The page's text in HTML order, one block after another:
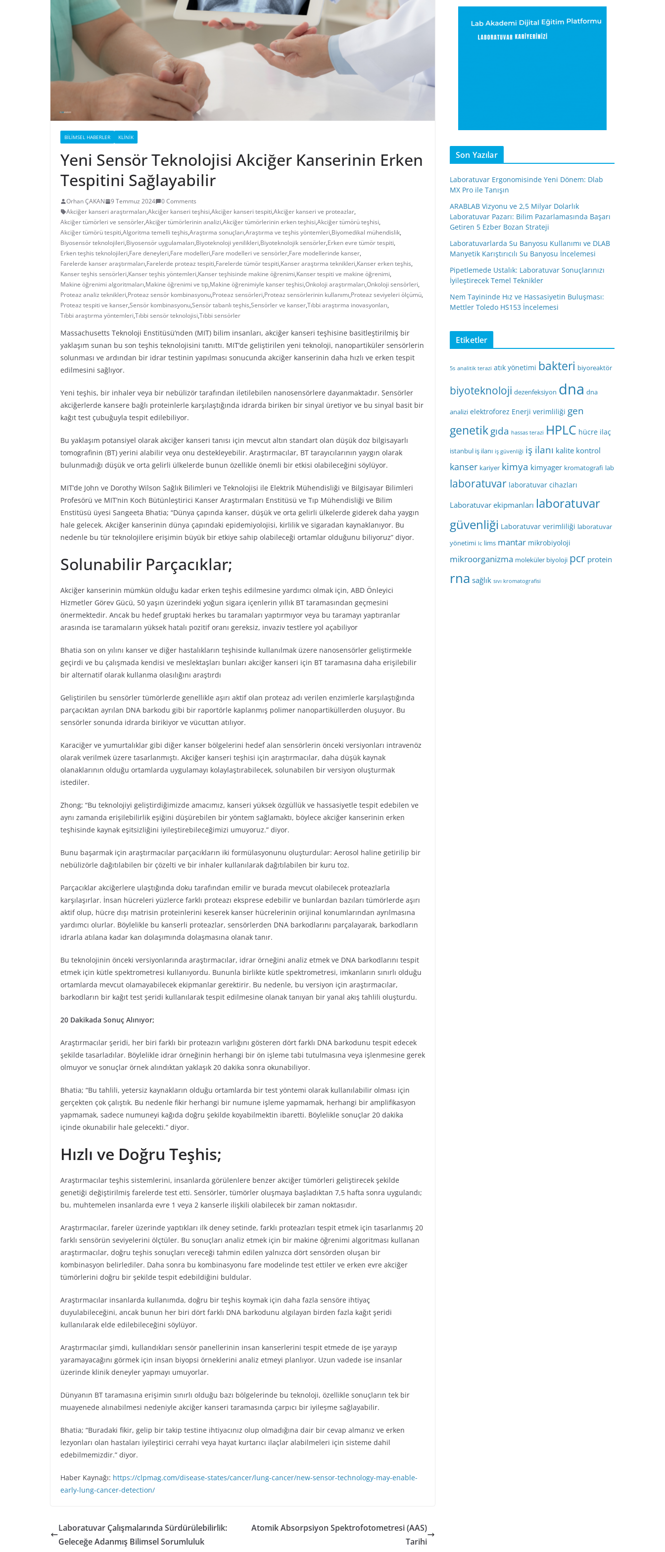
BILIMSEL HABERLER KLINIK
Yeni Sensör Teknolojisi Akciğer Kanserinin Erken
Tespitini Sağlayabilir
Orhan ÇAKAN 9 Temmuz 2024
0 Comments
Akciğer kanseri araştırmaları,Akciğer kanseri teşhisi,Akciğer kanseri tespiti,Akciğer kanseri ve proteazlar,
Akciğer tümörleri ve sensörler,Akciğer tümörlerinin analizi,Akciğer tümörlerinin erken teşhisi,Akciğer tümörü teşhisi,
Akciğer tümörü tespiti,Algoritma temelli teşhis,Araştırma sonuçları,Araştırma ve teşhis yöntemleri,Biyomedikal mühendislik,
Biyosensör teknolojileri,Biyosensör uygulamaları,Biyoteknoloji yenilikleri,Biyoteknolojik sensörler,Erken evre tümör tespiti,
Erken teşhis teknolojileri,Fare deneyleri,Fare modelleri,Fare modelleri ve sensörler,Fare modellerinde kanser,
Farelerde kanser araştırmaları,Farelerde proteaz tespiti,Farelerde tümör tespiti,Kanser araştırma teknikleri,Kanser erken teşhis,
Kanser teşhis sensörleri,Kanser teşhis yöntemleri,Kanser teşhisinde makine öğrenimi,Kanser tespiti ve makine öğrenimi,
Makine öğrenimi algoritmaları,Makine öğrenimi ve tıp,Makine öğrenimiyle kanser teşhisi,Onkoloji araştırmaları,Onkoloji sensörleri,
Proteaz analiz teknikleri,Proteaz sensör kombinasyonu,Proteaz sensörleri,Proteaz sensörlerinin kullanımı,Proteaz seviyeleri ölçümü,
Proteaz tespiti ve kanser,Sensör kombinasyonu,Sensör tabanlı teşhis,Sensörler ve kanser,Tıbbi araştırma inovasyonları,
Tıbbi araştırma yöntemleri,Tıbbi sensör teknolojisi,Tıbbi sensörler
Massachusetts Teknoloji Enstitüsü’nden (MIT) bilim insanları, akciğer kanseri teşhisine basitleştirilmiş bir
yaklaşım sunan bu son teşhis teknolojisini tanıttı. MIT’de geliştirilen yeni teknoloji, nanopartiküler sensörlerin
solunması ve ardından bir idrar testinin yapılması sonucunda akciğer kanserinin daha hızlı ve erken tespit
edilmesini sağlıyor.
Yeni teşhis, bir inhaler veya bir nebülizör tarafından iletilebilen nanosensörlere dayanmaktadır. Sensörler
akciğerlerde kansere bağlı proteinlerle karşılaştığında idrarda biriken bir sinyal üretiyor ve bu sinyal basit bir
kağıt test çubuğuyla tespit edilebiliyor.
Bu yaklaşım potansiyel olarak akciğer kanseri tanısı için mevcut altın standart olan düşük doz bilgisayarlı
tomografinin (BT) yerini alabilir veya onu destekleyebilir. Araştırmacılar, BT tarayıcılarının yaygın olarak
bulunmadığı düşük ve orta gelirli ülkelerde bunun özellikle önemli bir etkisi olabileceğini söylüyor.
MIT’de John ve Dorothy Wilson Sağlık Bilimleri ve Teknolojisi ile Elektrik Mühendisliği ve Bilgisayar Bilimleri
Profesörü ve MIT’nin Koch Bütünleştirici Kanser Araştırmaları Enstitüsü ve Tıp Mühendisliği ve Bilim
Enstitüsü üyesi Sangeeta Bhatia; “Dünya çapında kanser, düşük ve orta gelirli ülkelerde giderek daha yaygın
hale gelecek. Akciğer kanserinin dünya çapındaki epidemiyolojisi, kirlilik ve sigaradan kaynaklanıyor. Bu
nedenle bu tür teknolojilere erişimin büyük bir etkiye sahip olabileceği ortamlar olduğunu biliyoruz” diyor.
Solunabilir Parçacıklar;
Akciğer kanserinin mümkün olduğu kadar erken teşhis edilmesine yardımcı olmak için, ABD Önleyici
Hizmetler Görev Gücü, 50 yaşın üzerindeki yoğun sigara içenlerin yıllık BT taramasından geçmesini
önermektedir. Ancak bu hedef gruptaki herkes bu taramaları yaptırmıyor veya bu taramayı yaptıranlar
arasında ise taramaların yüksek hatalı pozitif oranı gereksiz, invaziv testlere yol açabiliyor
Bhatia son on yılını kanser ve diğer hastalıkların teşhisinde kullanılmak üzere nanosensörler geliştirmekle
geçirdi ve bu çalışmada kendisi ve meslektaşları bunları akciğer kanseri için BT taramasına daha erişilebilir
bir alternatif olarak kullanma olasılığını araştırdı
Geliştirilen bu sensörler tümörlerde genellikle aşırı aktif olan proteaz adı verilen enzimlerle karşılaştığında
parçacıktan ayrılan DNA barkodu gibi bir raportörle kaplanmış polimer nanopartiküllerden oluşuyor. Bu
sensörler sonunda idrarda birikiyor ve vücuttan atılıyor.
Karaciğer ve yumurtalıklar gibi diğer kanser bölgelerini hedef alan sensörlerin önceki versiyonları intravenöz
olarak verilmek üzere tasarlanmıştı. Akciğer kanseri teşhisi için araştırmacılar, daha düşük kaynak
olanaklarının olduğu ortamlarda uygulamayı kolaylaştırabilecek, solunabilen bir versiyon oluşturmak
istediler.
Zhong; “Bu teknolojiyi geliştirdiğimizde amacımız, kanseri yüksek özgüllük ve hassasiyetle tespit edebilen ve
aynı zamanda erişilebilirlik eşiğini düşürebilen bir yöntem sağlamaktı, böylece akciğer kanserinin erken
teşhisinde kaynak eşitsizliğini iyileştirebileceğimizi umuyoruz.” diyor.
Bunu başarmak için araştırmacılar parçacıkların iki formülasyonunu oluşturdular: Aerosol haline getirilip bir
nebülizörle dağıtılabilen bir çözelti ve bir inhaler kullanılarak dağıtılabilen bir kuru toz.
Parçacıklar akciğerlere ulaştığında doku tarafından emilir ve burada mevcut olabilecek proteazlarla
karşılaşırlar. İnsan hücreleri yüzlerce farklı proteazı eksprese edebilir ve bunlardan bazıları tümörlerde aşırı
aktif olup, hücre dışı matrisin proteinlerini keserek kanser hücrelerinin orijinal konumlarından ayrılmasına
yardımcı olurlar. Böylelikle bu kanserli proteazlar, sensörlerden DNA barkodlarını parçalayarak, barkodların
idrarla atılana kadar kan dolaşımında dolaşmasına olanak tanır.
Bu teknolojinin önceki versiyonlarında araştırmacılar, idrar örneğini analiz etmek ve DNA barkodlarını tespit
etmek için kütle spektrometresi kullanıyordu. Bununla birlikte kütle spektrometresi, imkanların sınırlı olduğu
ortamlarda mevcut olamayabilecek ekipmanlar gerektirir. Bu nedenle, bu versiyon için araştırmacılar,
barkodların bir kağıt test şeridi kullanılarak tespit edilmesine olanak tanıyan bir yanal akış tahlili oluşturdu.
20 Dakikada Sonuç Alınıyor;
Araştırmacılar şeridi, her biri farklı bir proteazın varlığını gösteren dört farklı DNA barkodunu tespit edecek
şekilde tasarladılar. Böylelikle idrar örneğinin herhangi bir ön işleme tabi tutulmasına veya işlenmesine gerek
olmuyor ve sonuçlar örnek alındıktan yaklaşık 20 dakika sonra okunabiliyor.
Bhatia; “Bu tahlili, yetersiz kaynakların olduğu ortamlarda bir test yöntemi olarak kullanılabilir olması için
gerçekten çok çalıştık. Bu nedenle fikir herhangi bir numune işleme yapmamak, herhangi bir amplifikasyon
yapmamak, sadece numuneyi kağıda doğru şekilde koyabilmektin ibaretti. Böylelikle sonuçlar 20 dakika
içinde okunabilir hale gelecekti.” diyor.
Hızlı ve Doğru Teşhis;
Araştırmacılar teşhis sistemlerini, insanlarda görülenlere benzer akciğer tümörleri geliştirecek şekilde
genetiği değiştirilmiş farelerde test etti. Sensörler, tümörler oluşmaya başladıktan 7,5 hafta sonra uygulandı;
bu, muhtemelen insanlarda evre 1 veya 2 kanserle ilişkili olabilecek bir zaman noktasıdır.
Araştırmacılar, fareler üzerinde yaptıkları ilk deney setinde, farklı proteazları tespit etmek için tasarlanmış 20
farklı sensörün seviyelerini ölçtüler. Bu sonuçları analiz etmek için bir makine öğrenimi algoritması kullanan
araştırmacılar, doğru teşhis sonuçları vereceği tahmin edilen yalnızca dört sensörden oluşan bir
kombinasyon belirlediler. Daha sonra bu kombinasyonu fare modelinde test ettiler ve erken evre akciğer
tümörlerini doğru bir şekilde tespit edebildiğini buldular.
Araştırmacılar insanlarda kullanımda, doğru bir teşhis koymak için daha fazla sensöre ihtiyaç
duyulabileceğini, ancak bunun her biri dört farklı DNA barkodunu algılayan birden fazla kağıt şeridi
kullanılarak elde edilebileceğini söylüyor.
Araştırmacılar şimdi, kullandıkları sensör panellerinin insan kanserlerini tespit etmede de işe yarayıp
yaramayacağını görmek için insan biyopsi örneklerini analiz etmeyi planlıyor. Uzun vadede ise insanlar
üzerinde klinik deneyler yapmayı umuyorlar.
Dünyanın BT taramasına erişimin sınırlı olduğu bazı bölgelerinde bu teknoloji, özellikle sonuçların tek bir
muayenede alınabilmesi nedeniyle akciğer kanseri taramasında çarpıcı bir iyileşme sağlayabilir.
Bhatia; “Buradaki fikir, gelip bir takip testine ihtiyacınız olup olmadığına dair bir cevap almanız ve erken
lezyonları olan hastaları iyileştirici cerrahi veya hayat kurtarıcı ilaçlar alabilmeleri için sisteme dahil
edebilmemizdir.” diyor.
Haber Kaynağı: https://clpmag.com/disease-states/cancer/lung-cancer/new-sensor-technology-may-enable-
early-lung-cancer-detection/
Laboratuvar Çalışmalarında Sürdürülebilirlik:
Geleceğe Adanmış Bilimsel Sorumluluk
Atomik Absorpsiyon Spektrofotometresi (AAS)
Tarihi
Son Yazılar
Laboratuvar Ergonomisinde Yeni Dönem: Dlab
MX Pro ile Tanışın
ARABLAB Vizyonu ve 2,5 Milyar Dolarlık
Laboratuvar Pazarı: Bilim Pazarlamasında Başarı
Getiren 5 Ezber Bozan Strateji
Laboratuvarlarda Su Banyosu Kullanımı ve DLAB
Manyetik Karıştırıcılı Su Banyosu İncelemesi
Pipetlemede Ustalık: Laboratuvar Sonuçlarınızı
İyileştirecek Temel Teknikler
Nem Tayininde Hız ve Hassasiyetin Buluşması:
Mettler Toledo HS153 İncelemesi
Etiketler
5s analitik terazi atık yönetimi bakteri biyoreaktör
biyoteknoloji dezenfeksiyon dna dna
analizi elektroforez Enerji verimliliği gen
genetikgıda hassas terazi HPLC hücre ilaç
istanbul iş ilanı iş güvenliği iş ilanı kalite kontrol
kanser kariyer kimya kimyager kromatografi lab
laboratuvar laboratuvar cihazları
Laboratuvar ekipmanları laboratuvar
güvenliği Laboratuvar verimliliği laboratuvar
yönetimi lc lims mantar mikrobiyoloji
mikroorganizma moleküler biyoloji pcr protein
rna sağlık sıvı kromatografisi